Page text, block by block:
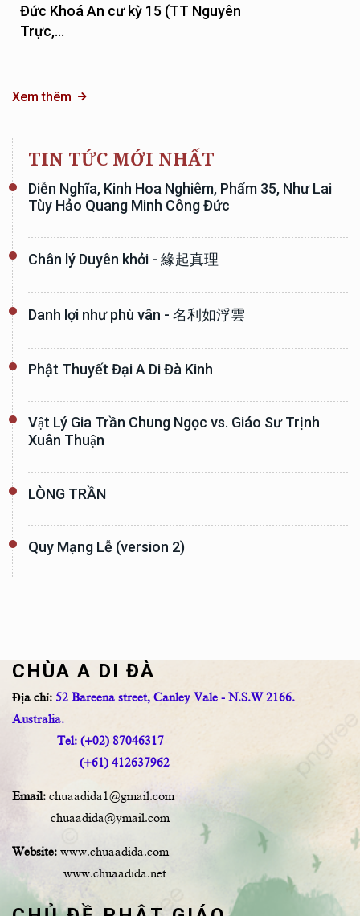
Đức Khoá An cư kỳ 15 (TT Nguyên
Trực,...
Xem thêm
TIN TỨC MỚI NHẤT
Diễn Nghĩa, Kinh Hoa Nghiêm, Phẩm 35, Như Lai
Tùy Hảo Quang Minh Công Đức
Chân lý Duyên khởi - 緣起真理
Danh lợi như phù vân - 名利如浮雲
Phật Thuyết Đại A Di Đà Kinh
Vật Lý Gia Trần Chung Ngọc vs. Giáo Sư Trịnh
Xuân Thuận
LÒNG TRẦN
Quy Mạng Lễ (version 2)
CHÙA A DI ĐÀ
Địa chỉ: 52 Bareena street, Canley Vale - N.S.W 2166.
Australia.
Tel: (+02) 87046317
(+61) 412637962
Email: chuaadida1@gmail.com
chuaadida@ymail.com
Website: www.chuaadida.com
www.chuaadida.net